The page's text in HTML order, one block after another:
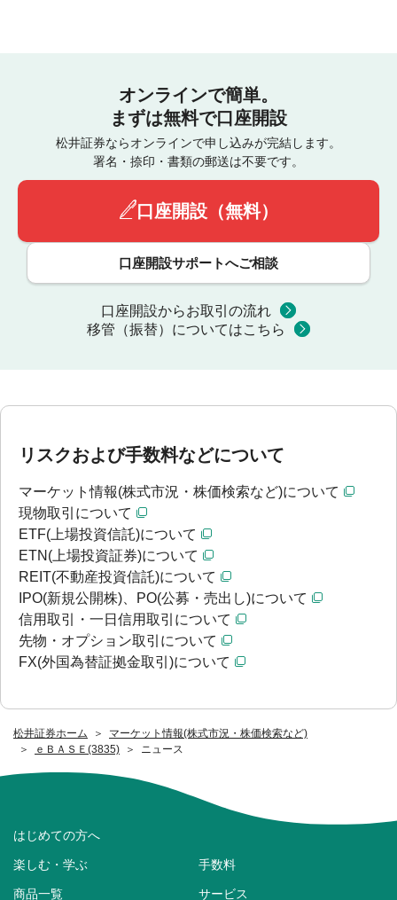
松井証券ホーム
マーケット情報(株式市況・株価検索など)
ｅＢＡＳＥ(3835)
ニュース
オンラインで簡単。
まずは無料で口座開設
松井証券ならオンラインで申し込みが完結します。
署名・捺印・書類の郵送は不要です。
口座開設（無料）
口座開設サポートへご相談
口座開設からお取引の流れ
移管（振替）についてはこちら
リスクおよび手数料などについて
マーケット情報(株式市況・株価検索など)について
現物取引について
ETF(上場投資信託)について
ETN(上場投資証券)について
REIT(不動産投資信託)について
IPO(新規公開株)、PO(公募・売出し)について
信用取引・一日信用取引について
先物・オプション取引について
FX(外国為替証拠金取引)について
はじめての方へ
楽しむ・学ぶ 手数料
商品一覧 サービス